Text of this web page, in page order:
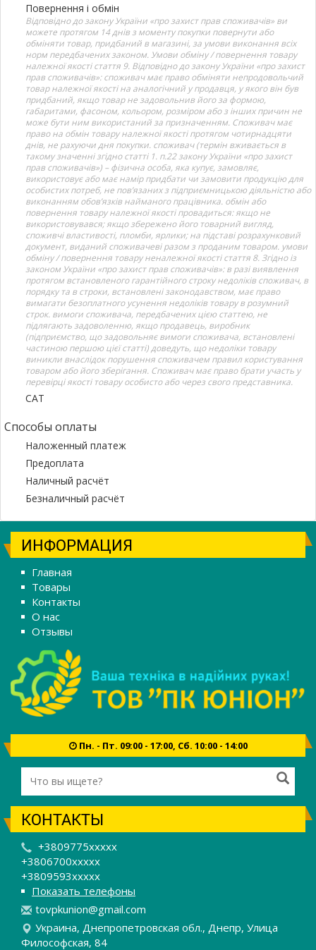
Повернення і обмін
Відповідно до закону України «про захист прав споживачів» ви
можете протягом 14 днів з моменту покупки повернути або
обміняти товар, придбаний в магазині, за умови виконання всіх
норм передбачених законом. Умови обміну / повернення товару
належної якості стаття 9. Відповідно до закону України «про захист
прав споживачів»: споживач має право обміняти непродовольчий
товар належної якості на аналогічний у продавця, у якого він був
придбаний, якщо товар не задовольнив його за формою,
габаритами, фасоном, кольором, розміром або з інших причин не
може бути ним використаний за призначенням. Споживач має
право на обмін товару належної якості протягом чотирнадцяти
днів, не рахуючи дня покупки. споживач (термін вживається в
такому значенні згідно статті 1. п.22 закону України «про захист
прав споживачів») – фізична особа, яка купує, замовляє,
використовує або має намір придбати чи замовити продукцію для
особистих потреб, не пов’язаних з підприємницькою діяльністю або
виконанням обов’язків найманого працівника. обмін або
повернення товару належної якості провадиться: якщо не
використовувався; якщо збережено його товарний вигляд,
споживчі властивості, пломби, ярлики; на підставі розрахунковий
документ, виданий споживачеві разом з проданим товаром. умови
обміну / повернення товару неналежної якості стаття 8. Згідно із
законом України «про захист прав споживачів»: в разі виявлення
протягом встановленого гарантійного строку недоліків споживач, в
порядку та в строки, встановлені законодавством, має право
вимагати безоплатного усунення недоліків товару в розумний
строк. вимоги споживача, передбачених цією статтею, не
підлягають задоволенню, якщо продавець, виробник
(підприємство, що задовольняє вимоги споживача, встановлені
частиною першою цієї статті) доведуть, що недоліки товару
виникли внаслідок порушення споживачем правил користування
товаром або його зберігання. Споживач має право брати участь у
перевірці якості товару особисто або через свого представника.
САТ
Способы оплаты
Наложенный платеж
Предоплата
Наличный расчёт
Безналичный расчёт
ИНФОРМАЦИЯ
Главная
Товары
Контакты
О нас
Отзывы
Пн. - Пт. 09:00 - 17:00, Сб. 10:00 - 14:00
КОНТАКТЫ
+3809775xxxxx
+3806700xxxxx
+3809593xxxxx
Показать телефоны
tovpkunion@gmail.com
Украина, Днепропетровская обл., Днепр, Улица
Философская, 84